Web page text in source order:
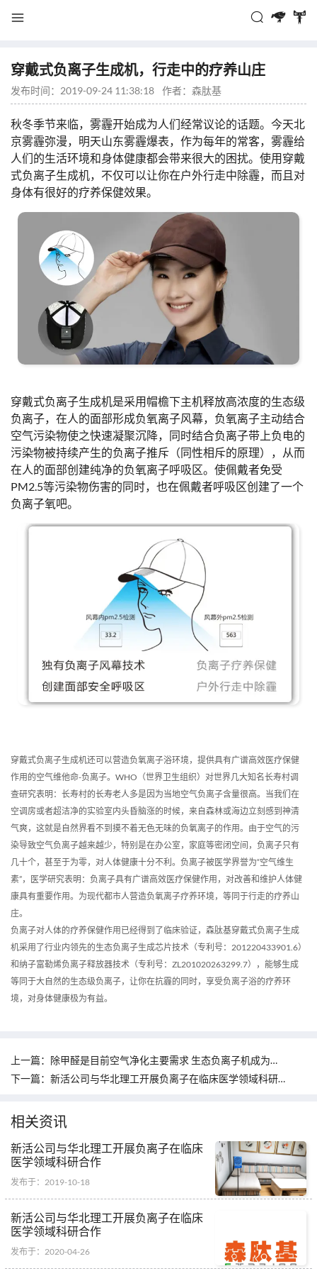
穿戴式负离子生成机，行走中的疗养山庄
发布时间：2019-09-24 11:38:18 作者： 森肽基
秋冬季节来临，雾霾开始成为人们经常议论的话题。今天北
京雾霾弥漫，明天山东雾霾爆表，作为每年的常客，雾霾给
人们的生活环境和身体健康都会带来很大的困扰。使用穿戴
式负离子生成机，不仅可以让你在户外行走中除霾，而且对
身体有很好的疗养保健效果。
穿戴式负离子生成机是采用帽檐下主机释放高浓度的生态级
负离子，在人的面部形成负氧离子风幕，负氧离子主动结合
空气污染物使之快速凝聚沉降，同时结合负离子带上负电的
污染物被持续产生的负离子推斥（同性相斥的原理），从而
在人的面部创建纯净的负氧离子呼吸区。使佩戴者免受
PM2.5等污染物伤害的同时，也在佩戴者呼吸区创建了一个
负离子氧吧。
穿戴式负离子生成机还可以营造负氧离子浴环境，提供具有广谱高效医疗保健
作用的空气维他命-负离子。WHO（世界卫生组织）对世界几大知名长寿村调
查研究表明：长寿村的长寿老人多是因为当地空气负离子含量很高。当我们在
空调房或者超洁净的实验室内头昏脑涨的时候，来自森林或海边立刻感到神清
气爽，这就是自然界看不到摸不着无色无味的负氧离子的作用。由于空气的污
染导致空气负离子越来越少，特别是在办公室，家庭等密闭空间，负离子只有
几十个，甚至于为零，对人体健康十分不利。负离子被医学界誉为“空气维生
素”，医学研究表明：负离子具有广谱高效医疗保健作用，对改善和维护人体健
康具有重要作用。为现代都市人营造负氧离子疗养环境，等同于行走的疗养山
庄。
负离子对人体的疗养保健作用已经得到了临床验证，森肽基穿戴式负离子生成
机采用了行业内领先的生态负离子生成芯片技术（专利号：201220433901.6）
和纳子富勒烯负离子释放器技术（专利号：ZL201020263299.7），能够生成
等同于大自然的生态级负离子，让你在抗霾的同时，享受负离子浴的疗养环
境，对身体健康极为有益。
上一篇：
除甲醛是目前空气净化主要需求 生态负离子机成为黑马
下一篇：
新活公司与华北理工开展负离子在临床医学领域科研合作
相关资讯
新活公司与华北理工开展负离子在临床
医学领域科研合作
发布于：2019-10-18
新活公司与华北理工开展负离子在临床
医学领域科研合作
发布于：2020-04-26